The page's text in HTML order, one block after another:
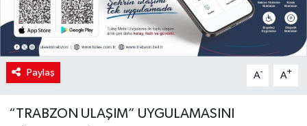
Paylaş A- A+
“TRABZON ULAŞIM” UYGULAMASINI